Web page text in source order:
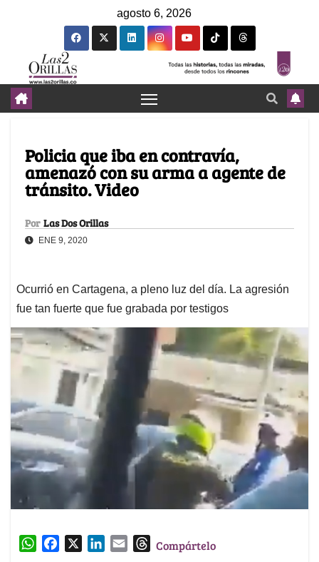
agosto 6, 2026
Policia que iba en contravía,
amenazó con su arma a agente de
tránsito. Video
Por Las Dos Orillas
ENE 9, 2020
Ocurrió en Cartagena, a pleno luz del día. La agresión
fue tan fuerte que fue grabada por testigos
W
TCompártelo